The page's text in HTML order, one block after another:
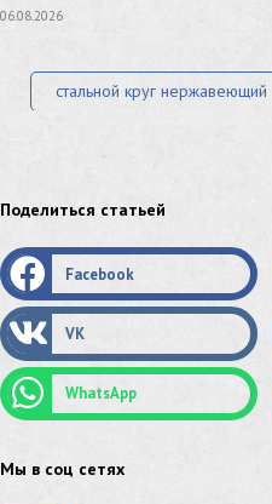
06.08.2026
стальной круг нержавеющий
труба оцинкованная
труба стальная
сетка оцинкованная
сетка из нержавеющей стали
Поделиться статьей
Facebook
VK
WhatsApp
Мы в соц сетях